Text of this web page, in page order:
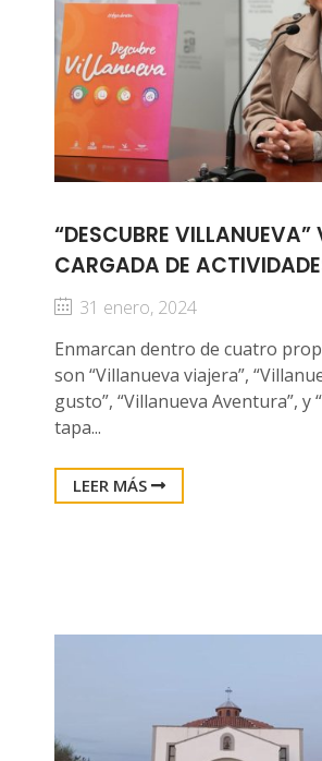
“DESCUBRE VILLANUEVA”
CARGADA DE
31 enero, 2024
Enmarcan dentro de cuatro
son “Villanueva viajera”,
gusto”, “Villanueva Aventura”, y
tapa...
LEER MÁS